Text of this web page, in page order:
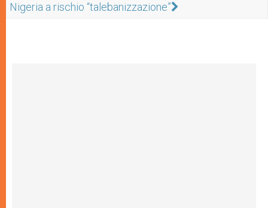
Nigeria a rischio “talebanizzazione”